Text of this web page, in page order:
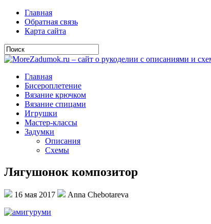
Главная
Обратная связь
Карта сайта
Главная
Бисероплетение
Вязание крючком
Вязание спицами
Игрушки
Мастер-классы
Задумки
Описания
Схемы
Лягушонок композитор
16 мая 2017 Anna Chebotareva